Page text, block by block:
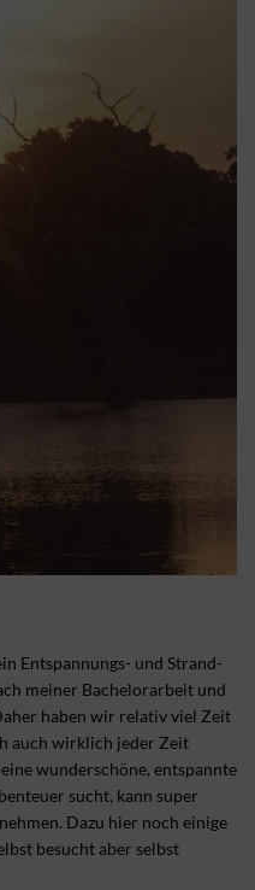
Entspannungs- und Strand-
meiner Bachelorarbeit und
haben wir relativ viel Zeit
auch wirklich jeder Zeit
wunderschöne, entspannte
sucht, kann super
Dazu hier noch einige
besucht aber selbst